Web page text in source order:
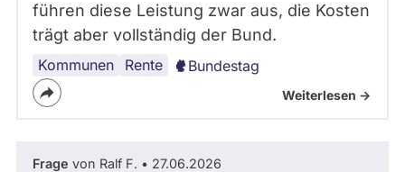
führen diese Leistung zwar aus, die Kosten
trägt aber vollständig der Bund.
Kommunen Rente Bundestag
Weiterlesen ->
Frage von Ralf F. • 27.06.2026